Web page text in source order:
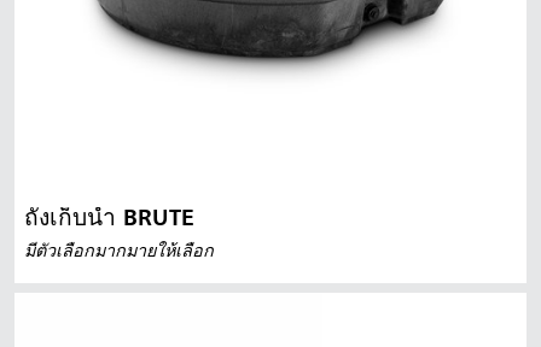
ถังเก็บน้ำ BRUTE
มีตัวเลือกมากมายให้เลือก